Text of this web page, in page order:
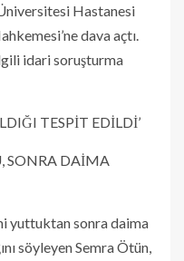
Hastanesi
dava açtı.
idari soruşturma
TESPİT EDİLDİ’
SONRA DAİMA
yuttuktan sonra daima
söyleyen Semra Ötün,